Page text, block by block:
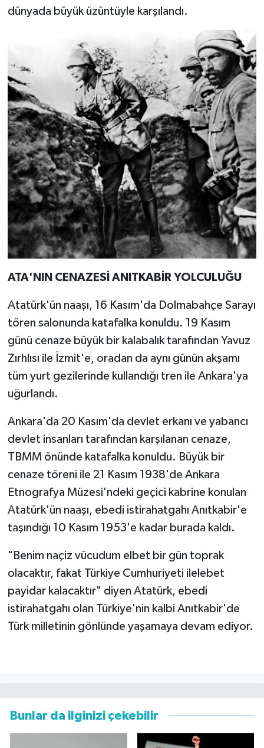
dünyada büyük üzüntüyle karşılandı.
ATA'NIN CENAZESİ ANITKABİR YOLCULUĞU
Atatürk'ün naaşı, 16 Kasım'da Dolmabahçe Sarayı
tören salonunda katafalka konuldu. 19 Kasım
günü cenaze büyük bir kalabalık tarafından Yavuz
Zırhlısı ile İzmit'e, oradan da aynı günün akşamı
tüm yurt gezilerinde kullandığı tren ile Ankara'ya
uğurlandı.
Ankara'da 20 Kasım'da devlet erkanı ve yabancı
devlet insanları tarafından karşılanan cenaze,
TBMM önünde katafalka konuldu. Büyük bir
cenaze töreni ile 21 Kasım 1938'de Ankara
Etnografya Müzesi'ndeki geçici kabrine konulan
Atatürk'ün naaşı, ebedi istirahatgahı Anıtkabir'e
taşındığı 10 Kasım 1953'e kadar burada kaldı.
"Benim naçiz vücudum elbet bir gün toprak
olacaktır, fakat Türkiye Cumhuriyeti ilelebet
payidar kalacaktır" diyen Atatürk, ebedi
istirahatgahı olan Türkiye'nin kalbi Anıtkabir'de
Türk milletinin gönlünde yaşamaya devam ediyor.
Bunlar da ilginizi çekebilir